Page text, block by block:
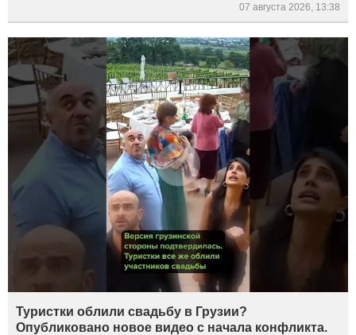
07 августа 2026, 13:38
Туристки облили свадьбу в Грузии?
Опубликовано новое видео с начала конфликта.